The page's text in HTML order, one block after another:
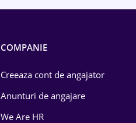
COMPANIE
Creeaza cont de angajator
Anunturi de angajare
We Are HR